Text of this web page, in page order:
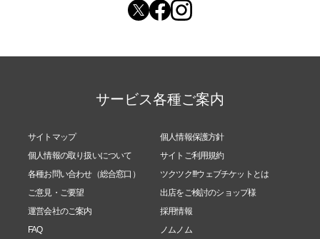
サービス各種ご案内
サイトマップ
個人情報保護方針
個人情報の取り扱いについて
サイトご利用規約
各種お問い合わせ（総合窓口）
ツクツク!!!ウェブチケットとは
ご意見・ご要望
出店をご検討のショップ様
運営会社のご案内
採用情報
FAQ
ノムノム